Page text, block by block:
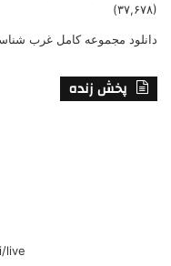
(۳۷,۶۷۸)
دانلود مجموعه کامل غرب
پخش زنده
live